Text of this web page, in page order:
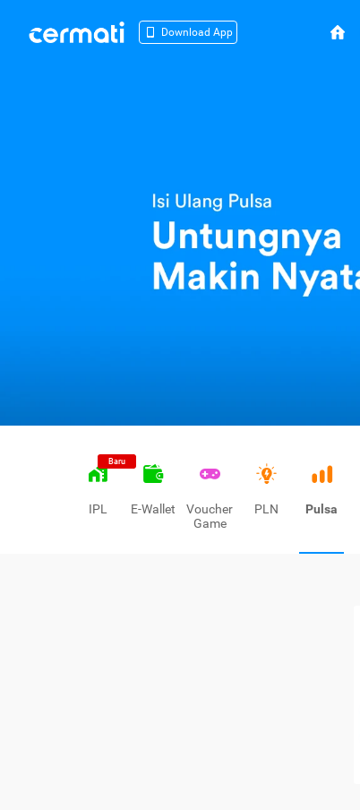
Download App
Baru
IPL E-Wallet
Voucher
Game
PLN Pulsa